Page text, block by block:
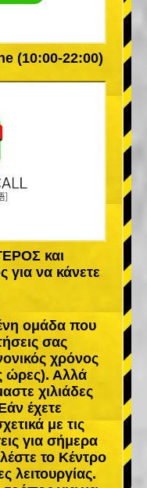
(10:00-22:00)
και
να κάνετε
ομάδα που
σας
χρόνος
ώρες). Αλλά
χιλιάδες
έχετε
με τις
για σήμερα
το Κέντρο
λειτουργίας.